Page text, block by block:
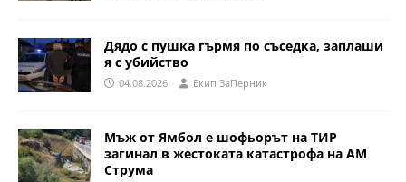
Дядо с пушка гърмя по съседка, заплаши
я с убийство
04.08.2026 Eкип ЗаПерник
Мъж от Ямбол е шофьорът на ТИР
загинал в жестоката катастрофа на АМ
Струма